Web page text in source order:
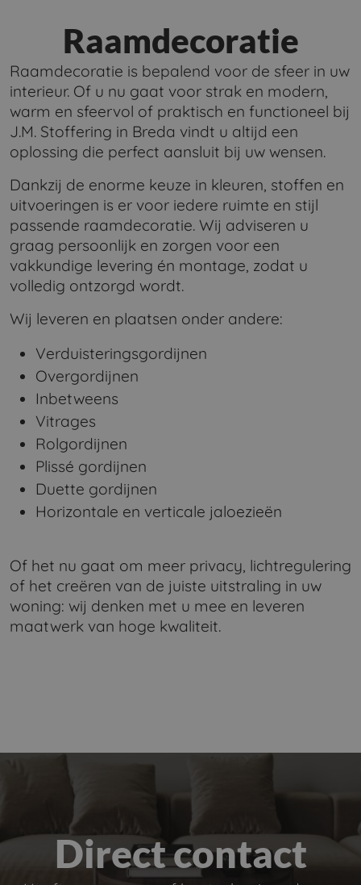
Raamdecoratie
Raamdecoratie is bepalend voor de sfeer in uw
interieur. Of u nu gaat voor strak en modern,
warm en sfeervol of praktisch en functioneel bij
J.M. Stoffering in Breda vindt u altijd een
oplossing die perfect aansluit bij uw wensen.
Dankzij de enorme keuze in kleuren, stoffen en
uitvoeringen is er voor iedere ruimte en stijl
passende raamdecoratie. Wij adviseren u
graag persoonlijk en zorgen voor een
vakkundige levering én montage, zodat u
volledig ontzorgd wordt.
Wij leveren en plaatsen onder andere:
Verduisteringsgordijnen
Overgordijnen
Inbetweens
Vitrages
Rolgordijnen
Plissé gordijnen
Duette gordijnen
Horizontale en verticale jaloezieën
Of het nu gaat om meer privacy, lichtregulering
of het creëren van de juiste uitstraling in uw
woning: wij denken met u mee en leveren
maatwerk van hoge kwaliteit.
Direct contact